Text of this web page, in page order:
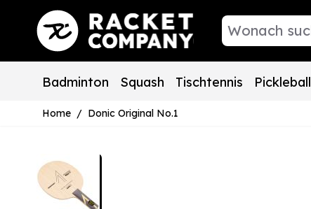
Direkt zum Inhalt
Badminton Squash Tischtennis Pickleball
Home / Donic Original No.1